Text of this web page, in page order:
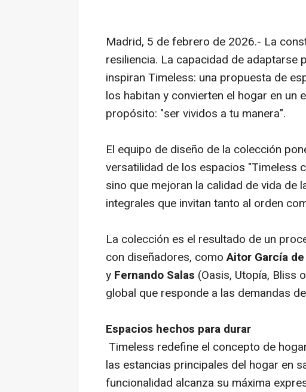
Madrid, 5 de febrero de 2026.- La
resiliencia. La capacidad de adaptarse
inspiran Timeless: una propuesta de
los habitan y convierten el hogar en un
propósito: "ser vividos a tu manera".
El equipo de diseño de la colección
versatilidad de los espacios "Timeless
sino que mejoran la calidad de vida de
integrales que invitan tanto al orden
La colección es el resultado de un
con diseñadores, comoAitor García
y Fernando Salas (Oasis, Utopía, Bliss o
global que responde a las demandas
Espacios hechos para durar
Timeless redefine el concepto de
las estancias principales del hogar en
funcionalidad alcanza su máxima